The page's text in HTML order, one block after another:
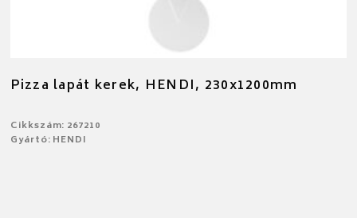
Pizza lapát kerek, HENDI, 230x1200mm
Cikkszám: 267210
Gyártó: HENDI